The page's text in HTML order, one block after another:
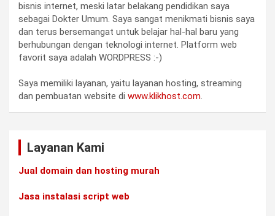
bisnis internet, meski latar belakang pendidikan saya
sebagai Dokter Umum. Saya sangat menikmati bisnis saya
dan terus bersemangat untuk belajar hal-hal baru yang
berhubungan dengan teknologi internet. Platform web
favorit saya adalah WORDPRESS :-)
Saya memiliki layanan, yaitu layanan hosting, streaming
dan pembuatan website di www.klikhost.com.
Layanan Kami
Jual domain dan hosting murah
Jasa instalasi script web